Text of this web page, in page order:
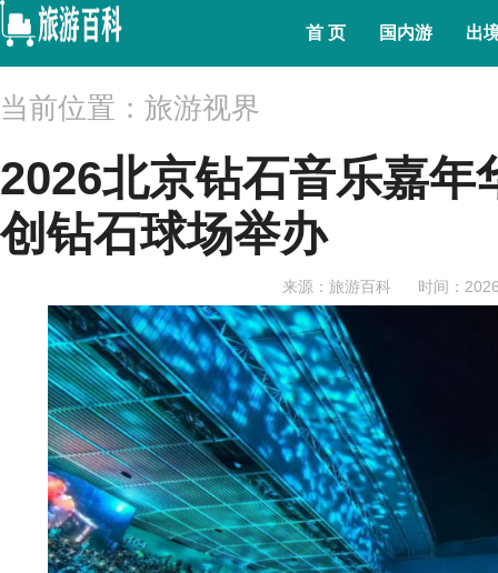
首 页 国内游 出
当前位置：旅游视界
2026北京钻石音乐嘉年
创钻石球场举办
来源：旅游百科 时间：